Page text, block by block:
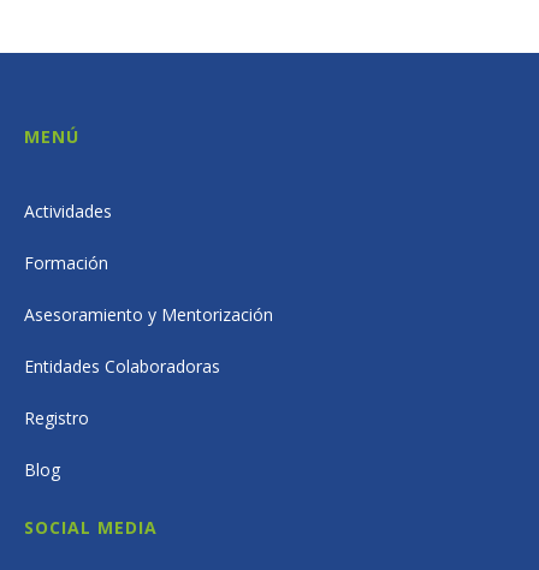
MENÚ
Actividades
Formación
Asesoramiento y Mentorización
Entidades Colaboradoras
Registro
Blog
SOCIAL MEDIA